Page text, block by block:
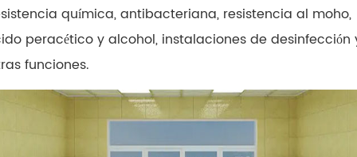
química, antibacteriana, resistencia al moho,
peracético y alcohol, instalaciones de desinfección
funciones.